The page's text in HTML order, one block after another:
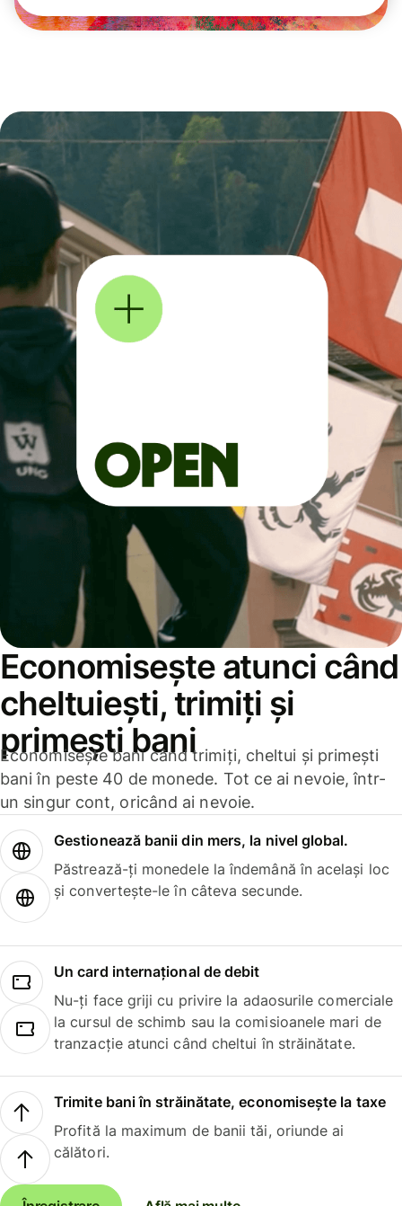
Economisește atunci când
cheltuiești, trimiți și
primești bani
Economisește bani când trimiți, cheltui și primești
bani în peste 40 de monede. Tot ce ai nevoie, într-
un singur cont, oricând ai nevoie.
Gestionează banii din mers, la nivel global.
Păstrează-ți monedele la îndemână în același loc
și convertește-le în câteva secunde.
Un card internațional de debit
Nu-ți face griji cu privire la adaosurile comerciale
la cursul de schimb sau la comisioanele mari de
tranzacție atunci când cheltui în străinătate.
Trimite bani în străinătate, economisește la taxe
Profită la maximum de banii tăi, oriunde ai
călători.